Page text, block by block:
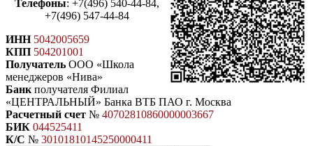
Телефоны: +7(496) 540-44-84,
+7(496) 547-44-84
ИНН5042005659
КПП 504201001
Получатель ООО «Школа
менеджеров «Нива»
Банк получателя Филиал
«ЦЕНТРАЛЬНЫЙ» Банка ВТБ ПАО г. Москва
Расчетный счет № 40702810860000003667
БИК 044525411
К/С № 30101810145250000411